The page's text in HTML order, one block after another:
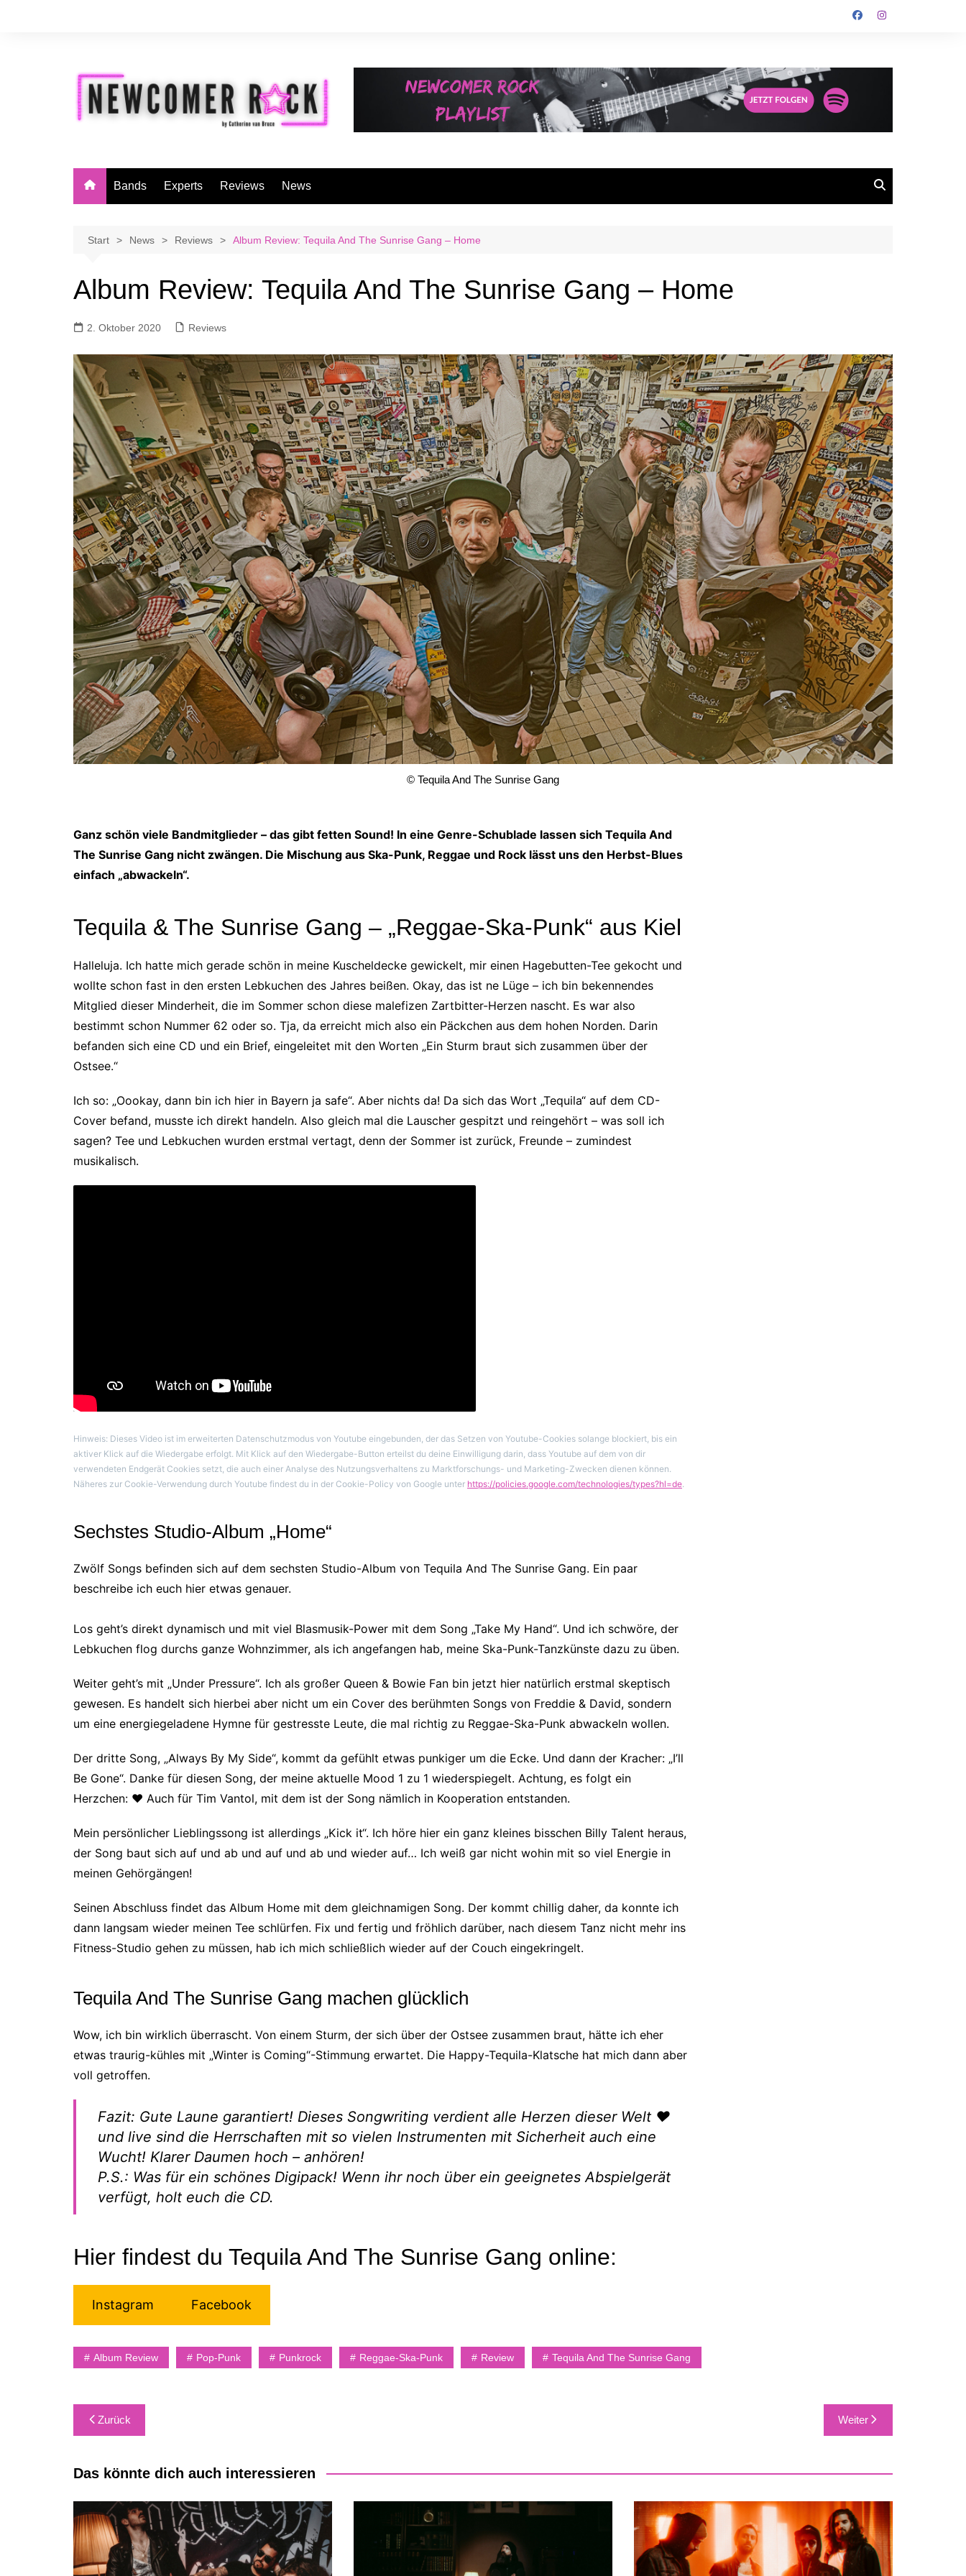
Bands Experts Reviews News
Start News Reviews Album Review: Tequila And The Sunrise Gang – Home
Album Review: Tequila And The Sunrise Gang – Home
2. Oktober 2020 Reviews
© Tequila And The Sunrise Gang
Ganz schön viele Bandmitglieder – das gibt fetten Sound! In eine Genre-Schublade lassen sich Tequila And
The Sunrise Gang nicht zwängen. Die Mischung aus Ska-Punk, Reggae und Rock lässt uns den Herbst-Blues
einfach „abwackeln“.
Tequila & The Sunrise Gang – „Reggae-Ska-Punk“ aus Kiel
Halleluja. Ich hatte mich gerade schön in meine Kuscheldecke gewickelt, mir einen Hagebutten-Tee gekocht und
wollte schon fast in den ersten Lebkuchen des Jahres beißen. Okay, das ist ne Lüge – ich bin bekennendes
Mitglied dieser Minderheit, die im Sommer schon diese malefizen Zartbitter-Herzen nascht. Es war also
bestimmt schon Nummer 62 oder so. Tja, da erreicht mich also ein Päckchen aus dem hohen Norden. Darin
befanden sich eine CD und ein Brief, eingeleitet mit den Worten „Ein Sturm braut sich zusammen über der
Ostsee.“
Ich so: „Oookay, dann bin ich hier in Bayern ja safe“. Aber nichts da! Da sich das Wort „Tequila“ auf dem CD-
Cover befand, musste ich direkt handeln. Also gleich mal die Lauscher gespitzt und reingehört – was soll ich
sagen? Tee und Lebkuchen wurden erstmal vertagt, denn der Sommer ist zurück, Freunde – zumindest
musikalisch.
Hinweis: Dieses Video ist im erweiterten Datenschutzmodus von Youtube eingebunden, der das Setzen von Youtube-Cookies solange blockiert, bis ein
aktiver Klick auf die Wiedergabe erfolgt. Mit Klick auf den Wiedergabe-Button erteilst du deine Einwilligung darin, dass Youtube auf dem von dir
verwendeten Endgerät Cookies setzt, die auch einer Analyse des Nutzungsverhaltens zu Marktforschungs- und Marketing-Zwecken dienen können.
Näheres zur Cookie-Verwendung durch Youtube findest du in der Cookie-Policy von Google unter https://policies.google.com/technologies/types?hl=de.
Sechstes Studio-Album „Home“
Zwölf Songs befinden sich auf dem sechsten Studio-Album von Tequila And The Sunrise Gang. Ein paar
beschreibe ich euch hier etwas genauer.
Los geht’s direkt dynamisch und mit viel Blasmusik-Power mit dem Song „Take My Hand“. Und ich schwöre, der
Lebkuchen flog durchs ganze Wohnzimmer, als ich angefangen hab, meine Ska-Punk-Tanzkünste dazu zu üben.
Weiter geht’s mit „Under Pressure“. Ich als großer Queen & Bowie Fan bin jetzt hier natürlich erstmal skeptisch
gewesen. Es handelt sich hierbei aber nicht um ein Cover des berühmten Songs von Freddie & David, sondern
um eine energiegeladene Hymne für gestresste Leute, die mal richtig zu Reggae-Ska-Punk abwackeln wollen.
Der dritte Song, „Always By My Side“, kommt da gefühlt etwas punkiger um die Ecke. Und dann der Kracher: „I’ll
Be Gone“. Danke für diesen Song, der meine aktuelle Mood 1 zu 1 wiederspiegelt. Achtung, es folgt ein
Herzchen: ♥ Auch für Tim Vantol, mit dem ist der Song nämlich in Kooperation entstanden.
Mein persönlicher Lieblingssong ist allerdings „Kick it“. Ich höre hier ein ganz kleines bisschen Billy Talent heraus,
der Song baut sich auf und ab und auf und ab und wieder auf… Ich weiß gar nicht wohin mit so viel Energie in
meinen Gehörgängen!
Seinen Abschluss findet das Album Home mit dem gleichnamigen Song. Der kommt chillig daher, da konnte ich
dann langsam wieder meinen Tee schlürfen. Fix und fertig und fröhlich darüber, nach diesem Tanz nicht mehr ins
Fitness-Studio gehen zu müssen, hab ich mich schließlich wieder auf der Couch eingekringelt.
Tequila And The Sunrise Gang machen glücklich
Wow, ich bin wirklich überrascht. Von einem Sturm, der sich über der Ostsee zusammen braut, hätte ich eher
etwas traurig-kühles mit „Winter is Coming“-Stimmung erwartet. Die Happy-Tequila-Klatsche hat mich dann aber
voll getroffen.
Fazit: Gute Laune garantiert! Dieses Songwriting verdient alle Herzen dieser Welt ♥
und live sind die Herrschaften mit so vielen Instrumenten mit Sicherheit auch eine
Wucht! Klarer Daumen hoch – anhören!
P.S.: Was für ein schönes Digipack! Wenn ihr noch über ein geeignetes Abspielgerät
verfügt, holt euch die CD.
Hier findest du Tequila And The Sunrise Gang online:
Instagram Facebook
Album Review Pop-Punk Punkrock Reggae-Ska-Punk Review Tequila And The Sunrise Gang
Beitragsnavigation
Zurück Weiter
Das könnte dich auch interessieren